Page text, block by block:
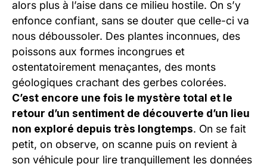
alors plus à l’aise dans ce milieu hostile. On s’y
enfonce confiant, sans se douter que celle-ci va
nous déboussoler. Des plantes inconnues, des
poissons aux formes incongrues et
ostentatoirement menaçantes, des monts
géologiques crachant des gerbes colorées.
C’est encore une fois le mystère total et le
retour d’un sentiment de découverte d’un lieu
non exploré depuis très longtemps. On se fait
petit, on observe, on scanne puis on revient à
son véhicule pour lire tranquillement les données